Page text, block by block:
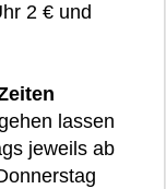
2 € und
lassen
jeweils ab